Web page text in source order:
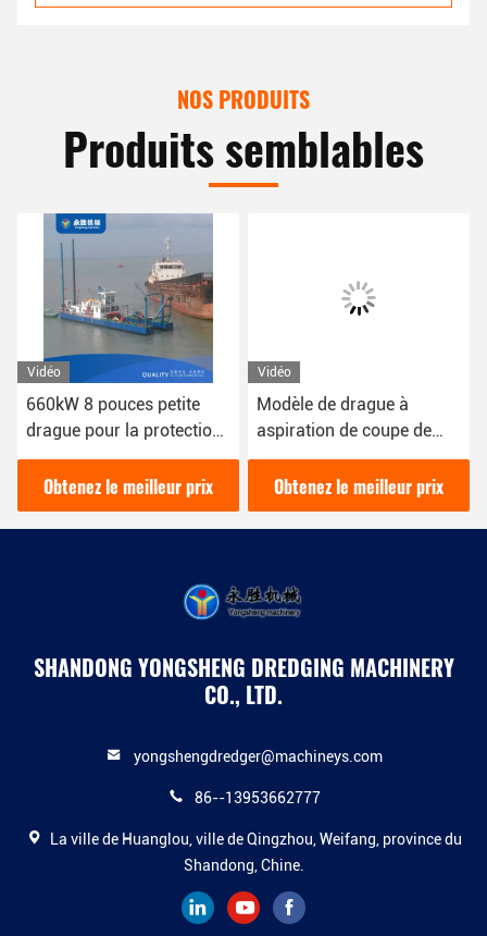
NOS PRODUITS
Produits semblables
Vidéo
660kW 8 pouces petite
drague pour la protection
de l'environnement de
drague de rivière urbaine
Obtenez le meilleur prix
Vidéo
Modèle de drague à
aspiration de coupe de
tuyaux de 12 pouces avec
une puissance de 200
mètres cubes par heure
Obtenez le meilleur prix
SHANDONG YONGSHENG DREDGING MACHINERY
CO., LTD.
yongshengdredger@machineys.com
86--13953662777
La ville de Huanglou, ville de Qingzhou, Weifang, province du
Shandong, Chine.